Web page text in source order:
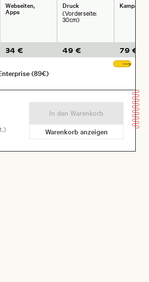
Webseiten,
Apps
34 €
Druck
(Vorderseite:
30cm)
49 €
79 €
(89€)
In den Warenkorb
Warenkorb anzeigen